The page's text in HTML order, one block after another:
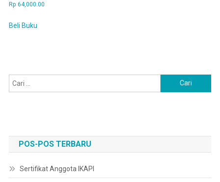
Rp 64,000.00
Beli Buku
untuk:
POS-POS TERBARU
Sertifikat Anggota IKAPI